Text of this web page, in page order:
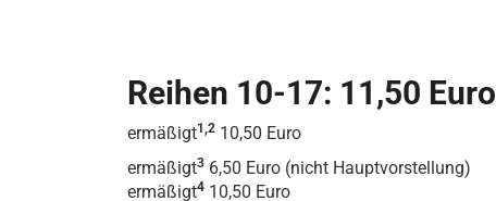
Reihen 10-17: 11,50 Euro
ermäßigt1,2 10,50 Euro
ermäßigt3 6,50 Euro (nicht Hauptvorstellung)
ermäßigt4 10,50 Euro